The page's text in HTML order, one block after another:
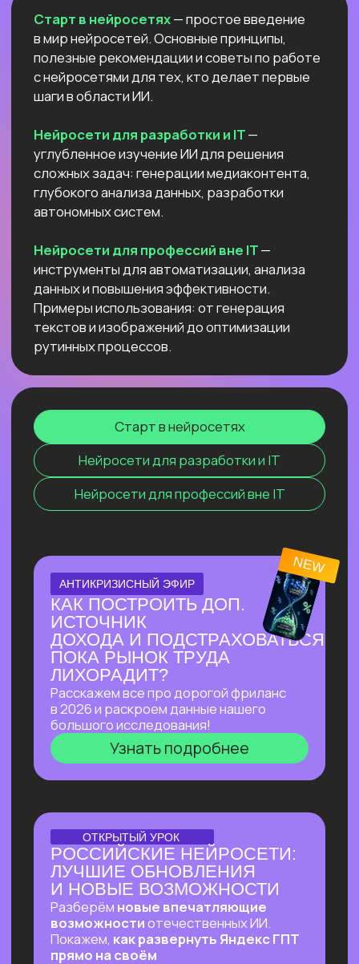
ДОХОДА И ПОДСТРАХОВАТЬСЯ
ПОКА РЫНОК ТРУДА
ЛИХОРАДИТ?
в 2026 и раскроем данные нашего
большого исследования!
Узнать подробнее
ОТКРЫТЫЙ УРОК
РОССИЙСКИЕ НЕЙРОСЕТИ:
ЛУЧШИЕ ОБНОВЛЕНИЯ
И НОВЫЕ ВОЗМОЖНОСТИ
Разберём
возможностиотечественных ИИ.
компьютереи не переживать
о безопасности данных и плохом
интернете
Узнать подробнее
ОНЛАЙН-ПРАКТИКУМ
визуального контента с 0, без бюджета
⚡ На практике разберём, как быстро
генерировать визуал под свои задачи с
помощью Перплексити и других
нейросетей.
Узнать подробнее
НОВЫЙ ПРАКТИКУМ
ПО КИТАЙСКИМ
НЕЙРОСЕТЯМ
Покажем лучшие модели, которые
обходят лидеров рынка
Узнать подробнее
ПЕРВЫЙ ОНЛАЙН-ПРАКТИКУМ
ПО ИИ-ЭКОСИСТЕМЕ
GOOGLE В РУССКОЯЗЫЧНОМ
ПРОСТРАНСТВЕ
В прямом эфире покажем, как
автоматизировать ежедневные
процессы в гугл-таблицах
и документах, как создавать из них
полный цикл контента — от текстов
до видеопрезентаций и аудиподкастов
Узнать подробнее
ОНЛАЙН-ПРАКТИКУМ
ВАЙБ-ПРАКТИКУМ
ПО ВАЙБ-КОДИНГУ
Собираем ИИ-агента, который в режиме
реального времени разбирает почту,
отвечает на письма, уведомляет